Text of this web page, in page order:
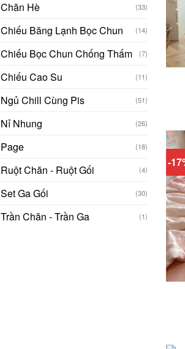
Chăn Hè (33)
Chiếu Băng Lạnh Bọc Chun (14)
Chiếu Bọc Chun Chống Thấm (7)
Chiếu Cao Su (11)
Ngủ Chill Cùng Pis (51)
Nỉ Nhung (26)
Page (18)
Ruột Chăn - Ruột Gối (4)
Set Ga Gối (30)
Trần Chăn - Trần Ga (1)
-